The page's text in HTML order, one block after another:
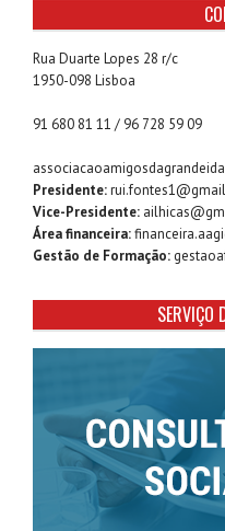
Rua Duarte Lopes 28 r/c
1950-098 Lisboa
91 680 81 11 / 96 728 59 09
Presidente:
Vice-Presidente:
Área financeira:
Gestão de Formação:
SERVIÇO